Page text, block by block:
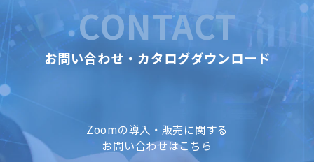
CONTACT
お問い合わせ・カタログダウンロード
Zoomの導入・販売に関する
お問い合わせはこちら